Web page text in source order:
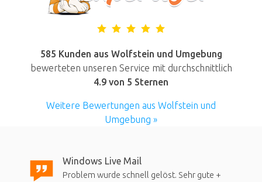
585 Kunden aus Wolfstein und Umgebung
bewerteten unseren Service mit durchschnittlich
4.9 von 5 Sternen
Weitere Bewertungen aus Wolfstein und
Umgebung »
Windows Live Mail
Problem wurde schnell gelöst. Sehr gute +